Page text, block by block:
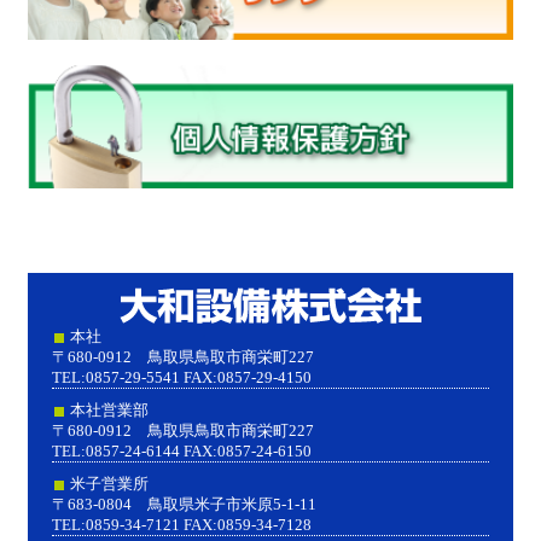
本社
〒680-0912 鳥取県鳥取市商栄町227
TEL:0857-29-5541 FAX:0857-29-4150
本社営業部
〒680-0912 鳥取県鳥取市商栄町227
TEL:0857-24-6144 FAX:0857-24-6150
米子営業所
〒683-0804 鳥取県米子市米原5-1-11
TEL:0859-34-7121 FAX:0859-34-7128